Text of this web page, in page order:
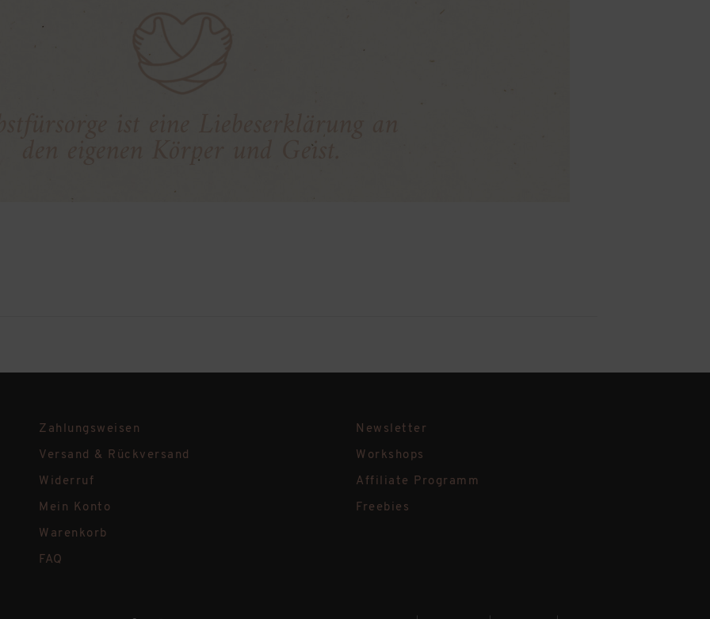
den eigenen Körper und Geist.
Zahlungsweisen
Versand & Rückversand
Widerruf
Mein Konto
Warenkorb
FAQ
Newsletter
Workshops
Affiliate Programm
Freebies